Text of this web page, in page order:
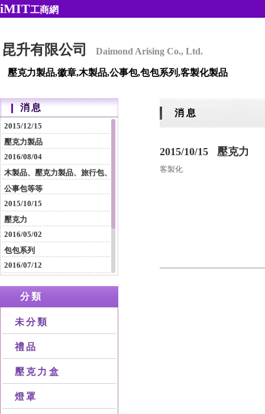
iMIT工商網
昆升有限公司 Daimond Arising Co., Ltd.
壓克力製品,徽章,木製品,公事包,包包系列,客製化製品
消息
2015/12/15
壓克力製品
2016/08/04
木製品、壓克力製品、旅行包、
公事包等等
2015/10/15
壓克力
2016/05/02
包包系列
2016/07/12
包製品
木製類產品
分類
未分類
禮品
壓克力盒
燈罩
消 息
2015/10/15 壓克力
客製化